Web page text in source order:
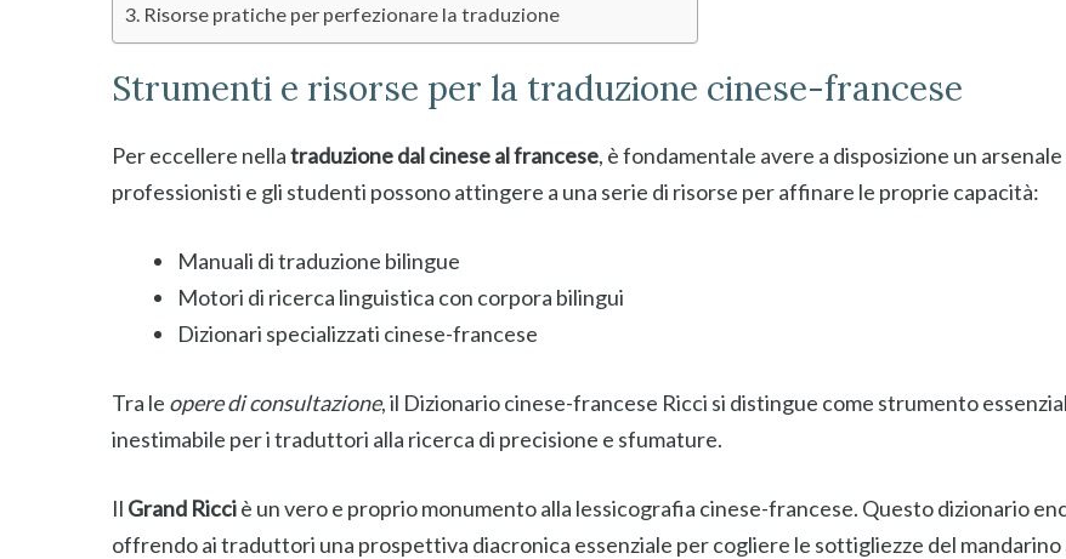
Risorse pratiche per perfezionare la traduzione
Strumenti e risorse per la traduzione cinese-francese
Per eccellere nellatraduzione dal cinese al francese, è fondamentale avere a disposizione un
professionisti e gli studenti possono attingere a una serie di risorse per affinare le proprie capacità:
Manuali di traduzione bilingue
Motori di ricerca linguistica con corpora bilingui
Dizionari specializzati cinese-francese
Tra le opere di consultazione, il Dizionario cinese-francese Ricci si distingue come strumento
inestimabile per i traduttori alla ricerca di precisione e sfumature.
Il Grand Ricciè un vero e proprio monumento alla lessicografia cinese-francese. Questo dizionario
offrendo ai traduttori una prospettiva diacronica essenziale per cogliere le sottigliezze del